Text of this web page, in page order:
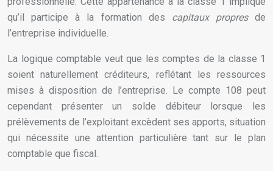
qu’il participe à la formation des capitaux propres de
l’entreprise individuelle.
La logique comptable veut que les comptes de la classe 1
soient naturellement créditeurs, reflétant les ressources
mises à disposition de l’entreprise. Le compte 108 peut
cependant présenter un solde débiteur lorsque les
prélèvements de l’exploitant excèdent ses apports, situation
qui nécessite une attention particulière tant sur le plan
comptable que fiscal.